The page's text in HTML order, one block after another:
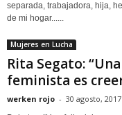
separada, trabajadora, hija,
de mi hogar......
Mujeres en Lucha
Rita Segato:
feminista es
werken rojo - 30 agosto, 2017